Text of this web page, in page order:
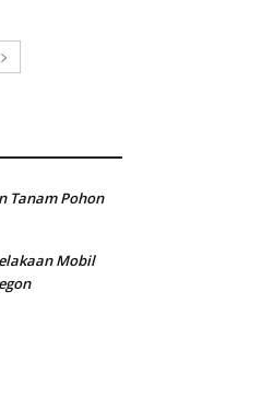
Tanam Pohon
Mobil